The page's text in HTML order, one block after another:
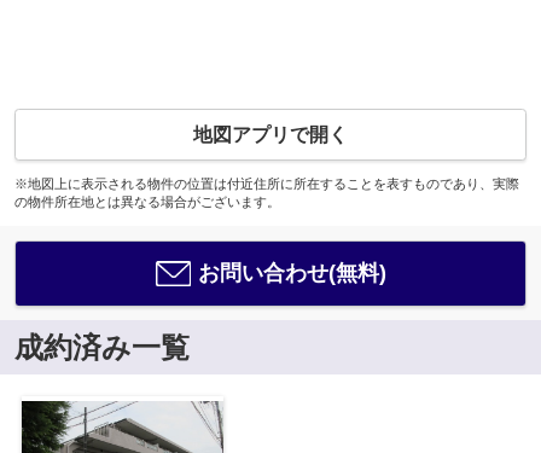
地図アプリで開く
※地図上に表示される物件の位置は付近住所に所在することを表すものであり、実際
の物件所在地とは異なる場合がございます。
お問い合わせ(無料)
成約済み一覧